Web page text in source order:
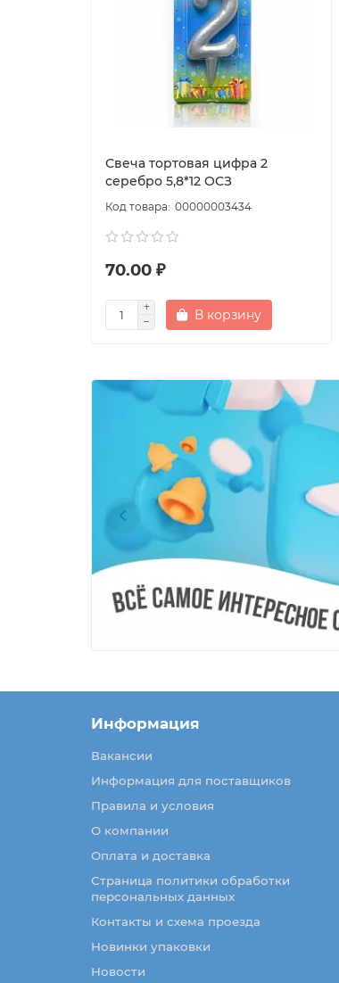
Свеча тортовая цифра 2
серебро 5,8*12 ОСЗ
00000003434
70.00 ₽
В корзину
Информация
Вакансии
Информация для поставщиков
Правила и условия
О компании
Оплата и доставка
Страница политики обработки
персональных данных
Контакты и схема проезда
Новинки упаковки
Новости